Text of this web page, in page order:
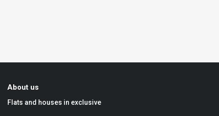
About us
Flats and houses in exclusive